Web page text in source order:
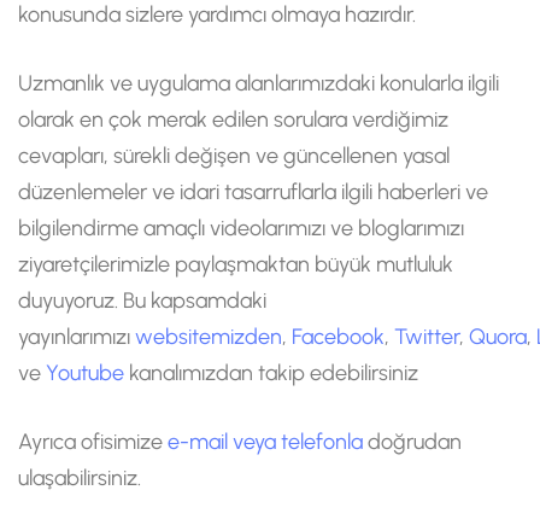
konusunda sizlere yardımcı olmaya hazırdır.
Uzmanlık ve uygulama alanlarımızdaki konularla ilgili
olarak en çok merak edilen sorulara verdiğimiz
cevapları, sürekli değişen ve güncellenen yasal
düzenlemeler ve idari tasarruflarla ilgili haberleri ve
bilgilendirme amaçlı videolarımızı ve bloglarımızı
ziyaretçilerimizle paylaşmaktan büyük mutluluk
duyuyoruz. Bu kapsamdaki
yayınlarımızıwebsitemizden, Facebook, Twitter, Quora,
veYoutube kanalımızdan takip edebilirsiniz
Ayrıca ofisimizee-mail veya telefonladoğrudan
ulaşabilirsiniz.